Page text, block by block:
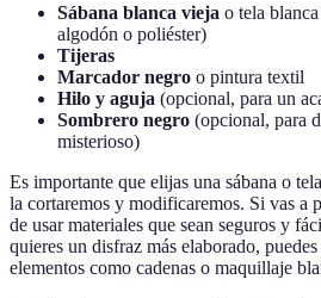
Sábana blanca vieja o tela
algodón o poliéster)
Tijeras
Marcador negro o pintura textil
Hilo y aguja (opcional, para un
Sombrero negro (opcional, para
misterioso)
Es importante que elijas una sábana o
la cortaremos y modificaremos. Si vas a
de usar materiales que sean seguros y
quieres un disfraz más elaborado,
elementos como cadenas o maquillaje